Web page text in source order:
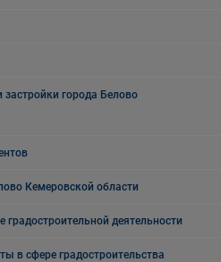
города Белово
Кемеровской области
деятельности
в сфере градостроительства